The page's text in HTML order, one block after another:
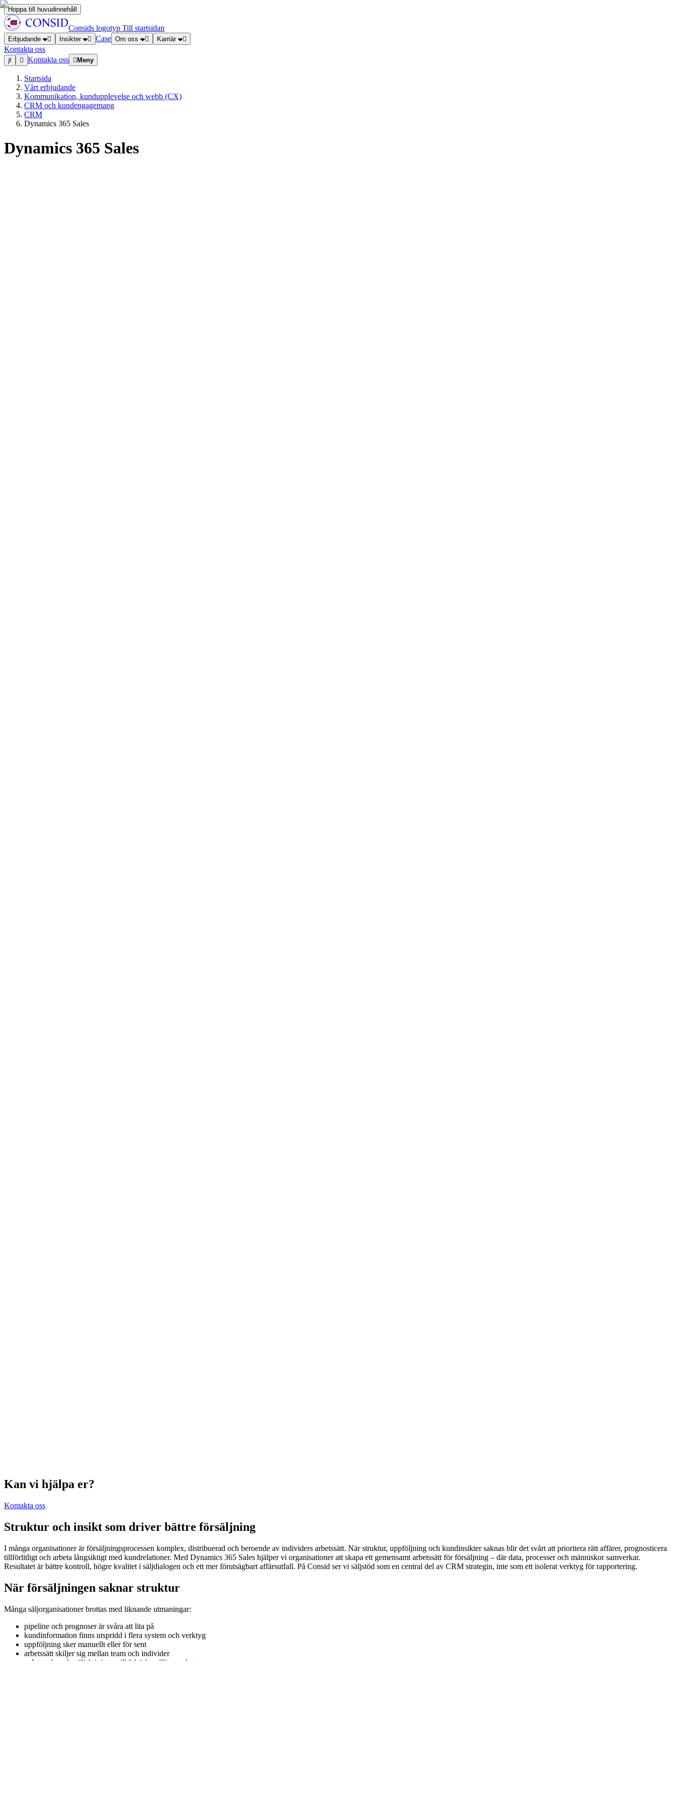
Hoppa till huvudinnehåll
Consids logotyp Till startsidan
Erbjudande Insikter Case Om oss Karriär
Kontakta oss
Kontakta oss
Meny
Startsida
Vårt erbjudande
Kommunikation, kundupplevelse och webb (CX)
CRM och kundengagemang
CRM
Dynamics 365 Sales
Dynamics 365 Sales
Kan vi hjälpa er?
Kontakta oss
Struktur och insikt som driver bättre försäljning
I många organisationer är försäljningsprocessen komplex, distribuerad och beroende av individers arbetssätt. När struktur, uppföljning och kundinsikter saknas blir det svårt att prioritera rätt affärer, prognosticera
tillförlitligt och arbeta långsiktigt med kundrelationer. Med Dynamics 365 Sales hjälper vi organisationer att skapa ett gemensamt arbetssätt för försäljning – där data, processer och människor samverkar.
Resultatet är bättre kontroll, högre kvalitet i säljdialogen och ett mer förutsägbart affärsutfall. På Consid ser vi säljstöd som en central del av CRM strategin, inte som ett isolerat verktyg för rapportering.
När försäljningen saknar struktur
Många säljorganisationer brottas med liknande utmaningar:
pipeline och prognoser är svåra att lita på
kundinformation finns utspridd i flera system och verktyg
uppföljning sker manuellt eller för sent
arbetssätt skiljer sig mellan team och individer
svårt att koppla säljaktiviteter till faktiska affärsresultat